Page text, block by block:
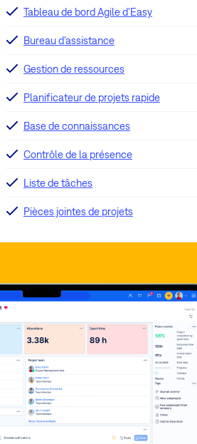
Tableau de bord Agile d'Easy
Bureau d'assistance
Gestion de ressources
Planificateur de projets rapide
Base de connaissances
Contrôle de la présence
Liste de tâches
Pièces jointes de projets